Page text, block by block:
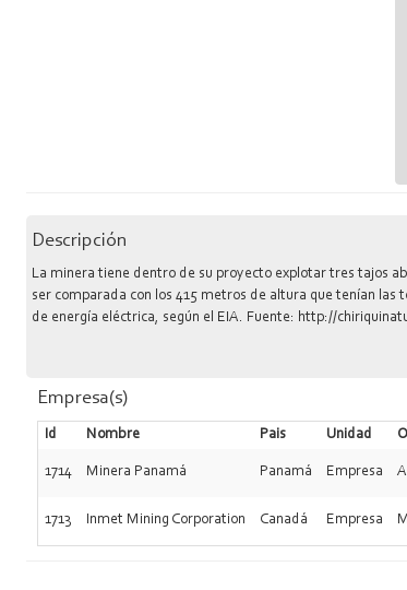
Descripción
La minera tiene dentro de su proyecto explotar tres tajos
ser comparada con los 415 metros de altura que tenían
de energía eléctrica, según el EIA. Fuente: http://
Empresa(s)
Id Nombre Pais Unidad
1714 Minera Panamá Panamá Empresa
1713 Inmet Mining Corporation Canadá Empresa